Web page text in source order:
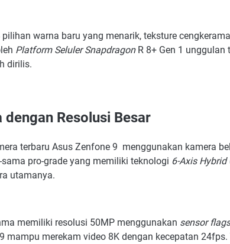
pilihan warna baru yang menarik, teksture
Platform Seluler SnapdragonR 8+ Gen 1 unggulan
dirilis.
dengan Resolusi Besar
terbaru Asus Zenfone 9 menggunakan kamera
pro-grade yang memiliki teknologi 6-Axis
utamanya.
memiliki resolusi 50MP menggunakan sensor
mampu merekam video 8K dengan kecepatan 24fps.